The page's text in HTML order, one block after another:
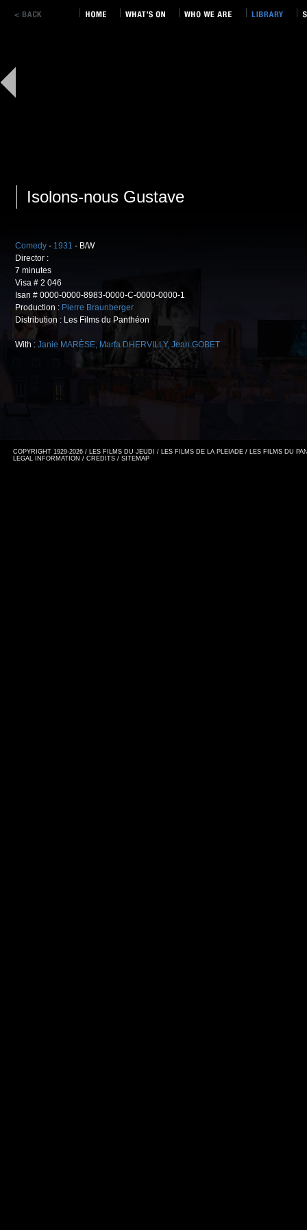
Isolons-nous Gustave
Comedy - 1931 - B/W
Director :
7 minutes
Visa # 2 046
Isan # 0000-0000-8983-0000-C-0000-0000-1
Production : Pierre Braunberger
Distribution : Les Films du Panthéon
With : Janie MARÈSE, Marfa DHERVILLY, Jean GOBET
COPYRIGHT 1929-2026 / LES FILMS DU JEUDI / LES FILMS DE LA PLEIADE / LES FILMS DU
LEGAL INFORMATION / CREDITS / SITEMAP